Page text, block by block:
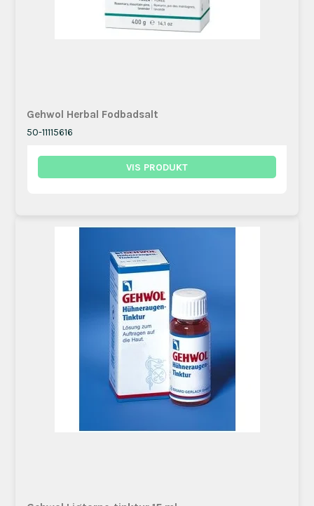
Gehwol Herbal Fodbadsalt
50-11115616
VIS PRODUKT